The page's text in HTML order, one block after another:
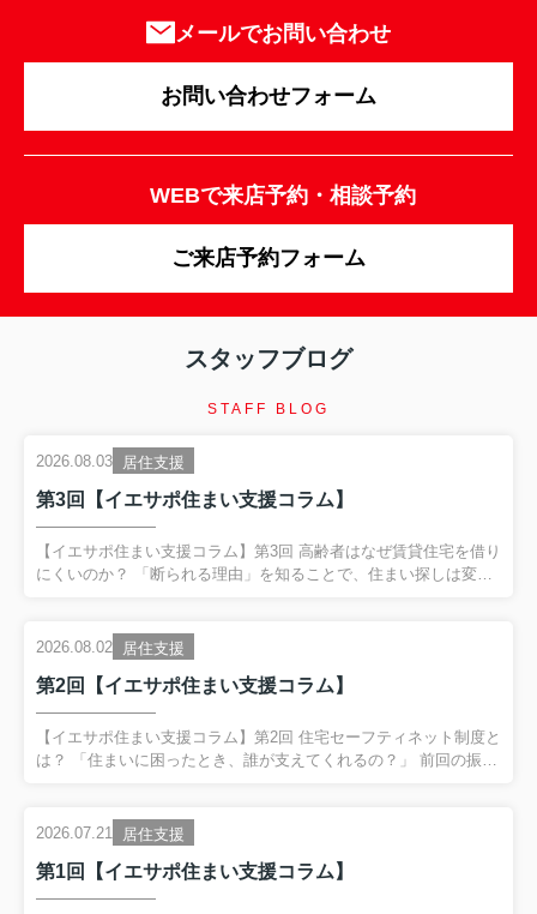
メールでお問い合わせ
お問い合わせフォーム
WEBで来店予約・相談予約
ご来店予約フォーム
スタッフブログ
STAFF BLOG
2026.08.03 居住支援
第3回【イエサポ住まい支援コラム】
【イエサポ住まい支援コラム】第3回 高齢者はなぜ賃貸住宅を借り
にくいのか？ 「断られる理由」を知ることで、住まい探しは変わ
方を地域全体で支える制度があり、その制度を活用するために
は、行政・福祉・医療・不動産が連携することが大切だというお
話をしました。 今回は、私たちが日々もっとも多く相談を受ける
テーマの一つ、 「高齢者はなぜ賃貸住宅を借りにくいのか？」 に
ついて、現場の経験をもとにお伝えします。 「高齢だから断られ
た」 本当に年齢だけが理由なのでしょうか？ 「75歳だから...
2026.08.02 居住支援
第2回【イエサポ住まい支援コラム】
【イエサポ住まい支援コラム】第2回 住宅セーフティネット制度と
は？ 「住まいに困ったとき、誰が支えてくれるの？」 前回の振り
が大切」 というテーマでお話ししました。 住所不定高齢者、DV
避難、ゴミ屋敷の事例からも分かるように、住まいは生活の土台
です。 今回は、その土台を地域で支える仕組みである住宅セーフ
ティネット制度について、分かりやすくご紹介します。 住宅セー
2026.07.21 居住支援
第1回【イエサポ住まい支援コラム】